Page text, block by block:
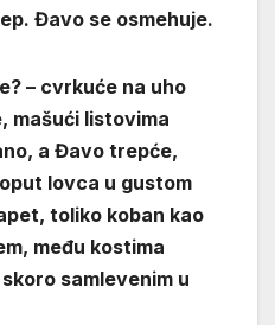
Đavo se osmehuje.
– cvrkuće na uho
mašući listovima
a Đavo trepće,
lovca u gustom
toliko koban kao
među kostima
samlevenim u